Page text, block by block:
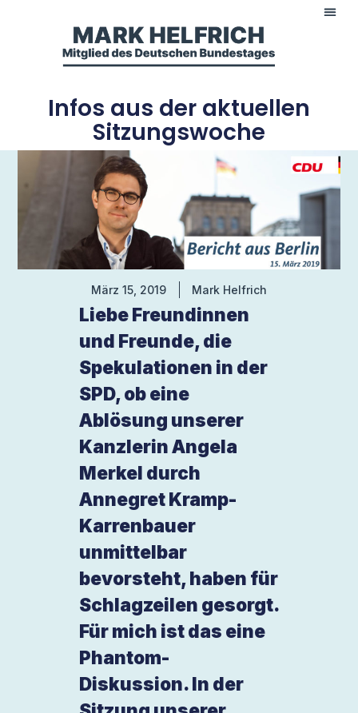
Infos aus der aktuellen
Sitzungswoche
März 15, 2019 Mark Helfrich
Liebe Freundinnen
und Freunde, die
Spekulationen in der
SPD, ob eine
Ablösung unserer
Kanzlerin Angela
Merkel durch
Annegret Kramp-
Karrenbauer
unmittelbar
bevorsteht, haben für
Schlagzeilen gesorgt.
Für mich ist das eine
Phantom-
Diskussion. In der